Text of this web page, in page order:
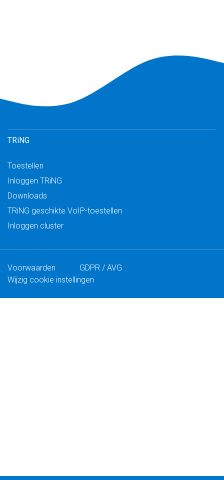
TRiNG
Toestellen
Inloggen TRiNG
Downloads
TRiNG geschikte VoIP-toestellen
Inloggen cluster
Voorwaarden
GDPR / AVG
Wijzig cookie instellingen